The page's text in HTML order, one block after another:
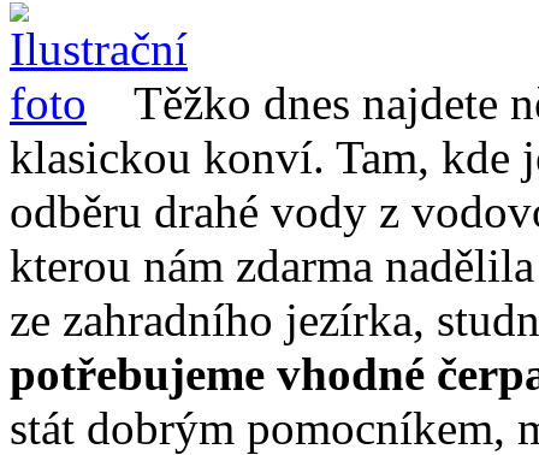
Těžko dnes najdete
klasickou konví. Tam, kde
odběru drahé vody z
kterou nám zdarma
ze zahradního jezírka,
potřebujeme vhodné
stát dobrým pomocníkem,